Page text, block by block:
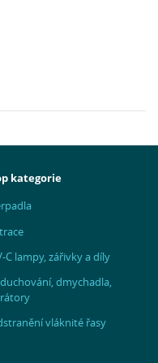
kategorie
C lampy, zářivky a díly
dmychadla,
vláknité řasy